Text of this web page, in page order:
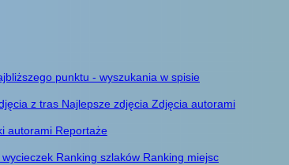
punktu - wyszukania w spisie
z tras Najlepsze zdjęcia Zdjęcia autorami
autorami Reportaże
Ranking szlaków Ranking miejsc